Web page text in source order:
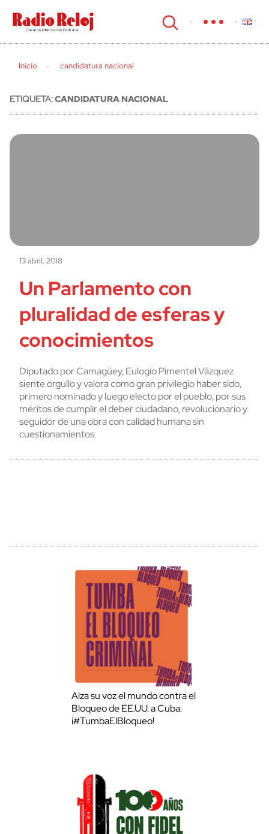
cerrar
Inicio candidatura nacional
ETIQUETA:CANDIDATURA NACIONAL
13 abril, 2018
Un Parlamento con
pluralidad de esferas y
conocimientos
Diputado por Camagüey, Eulogio Pimentel Vázquez
siente orgullo y valora como gran privilegio haber sido,
primero nominado y luego electo por el pueblo, por sus
méritos de cumplir el deber ciudadano, revolucionario y
seguidor de una obra con calidad humana sin
cuestionamientos.
Alza su voz el mundo contra el
Bloqueo de EE.UU. a Cuba:
¡#TumbaElBloqueo!